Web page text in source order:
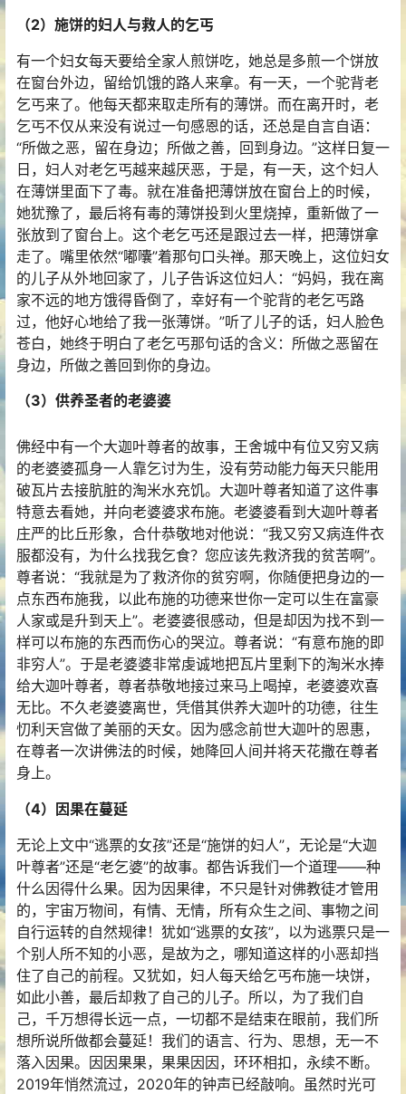
（2）施饼的妇人与救人的乞丐
有一个妇女每天要给全家人煎饼吃，她总是多煎一个饼放
在窗台外边，留给饥饿的路人来拿。有一天，一个驼背老
乞丐来了。他每天都来取走所有的薄饼。而在离开时，老
乞丐不仅从来没有说过一句感恩的话，还总是自言自语：
“所做之恶，留在身边；所做之善，回到身边。”这样日复一
日，妇人对老乞丐越来越厌恶，于是，有一天，这个妇人
在薄饼里面下了毒。就在准备把薄饼放在窗台上的时候，
她犹豫了，最后将有毒的薄饼投到火里烧掉，重新做了一
张放到了窗台上。这个老乞丐还是跟过去一样，把薄饼拿
走了。嘴里依然“嘟囔”着那句口头禅。那天晚上，这位妇女
的儿子从外地回家了，儿子告诉这位妇人：“妈妈，我在离
家不远的地方饿得昏倒了，幸好有一个驼背的老乞丐路
过，他好心地给了我一张薄饼。”听了儿子的话，妇人脸色
苍白，她终于明白了老乞丐那句话的含义：所做之恶留在
身边，所做之善回到你的身边。
（3）供养圣者的老婆婆
佛经中有一个大迦叶尊者的故事，王舍城中有位又穷又病
的老婆婆孤身一人靠乞讨为生，没有劳动能力每天只能用
破瓦片去接肮脏的淘米水充饥。大迦叶尊者知道了这件事
特意去看她，并向老婆婆求布施。老婆婆看到大迦叶尊者
庄严的比丘形象，合什恭敬地对他说：“我又穷又病连件衣
服都没有，为什么找我乞食？您应该先救济我的贫苦啊”。
尊者说：“我就是为了救济你的贫穷啊，你随便把身边的一
点东西布施我，以此布施的功德来世你一定可以生在富豪
人家或是升到天上”。老婆婆很感动，但是却因为找不到一
样可以布施的东西而伤心的哭泣。尊者说：“有意布施的即
非穷人”。于是老婆婆非常虔诚地把瓦片里剩下的淘米水捧
给大迦叶尊者，尊者恭敬地接过来马上喝掉，老婆婆欢喜
无比。不久老婆婆离世，凭借其供养大迦叶的功德，往生
忉利天宫做了美丽的天女。因为感念前世大迦叶的恩惠，
在尊者一次讲佛法的时候，她降回人间并将天花撒在尊者
身上。
（4）因果在蔓延
无论上文中“逃票的女孩”还是“施饼的妇人”，无论是“大迦
叶尊者”还是“老乞婆”的故事。都告诉我们一个道理——种
什么因得什么果。因为因果律，不只是针对佛教徒才管用
的，宇宙万物间，有情、无情，所有众生之间、事物之间
自行运转的自然规律！犹如“逃票的女孩”，以为逃票只是一
个别人所不知的小恶，是故为之，哪知道这样的小恶却挡
住了自己的前程。又犹如，妇人每天给乞丐布施一块饼，
如此小善，最后却救了自己的儿子。所以，为了我们自
己，千万想得长远一点，一切都不是结束在眼前，我们所
想所说所做都会蔓延！我们的语言、行为、思想，无一不
落入因果。因因果果，果果因因，环环相扣，永续不断。
2019年悄然流过，2020年的钟声已经敲响。虽然时光可